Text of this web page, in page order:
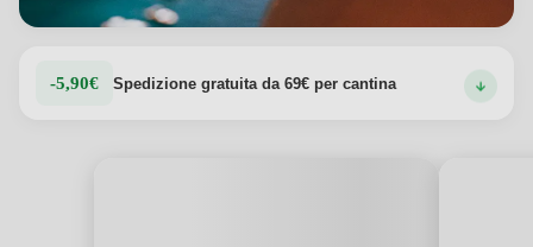
-5,90€ Spedizione gratuita da 69€ per cantina